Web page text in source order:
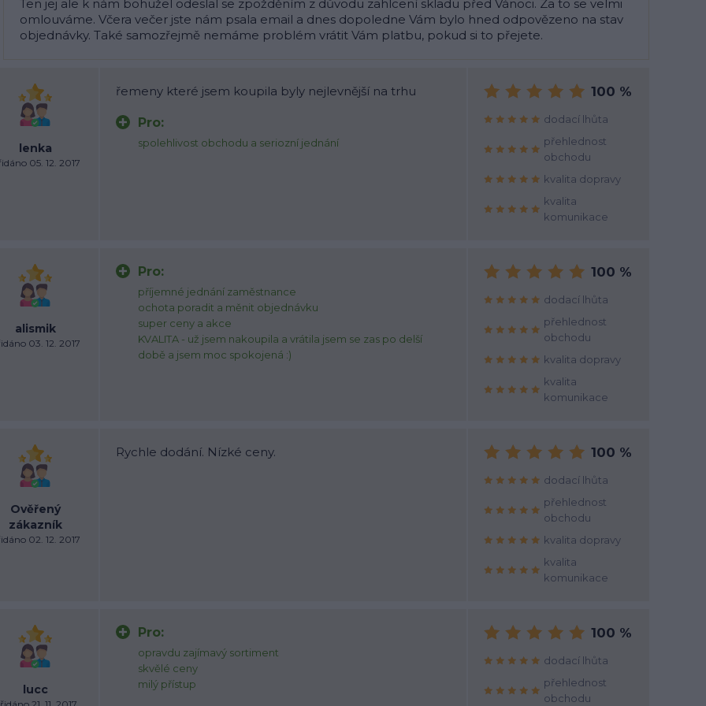
Ten jej ale k nám bohužel odeslal se zpožděním z důvodu zahlcení skladu před Vánoci. Za to se velmi
omlouváme. Včera večer jste nám psala email a dnes dopoledne Vám bylo hned odpovězeno na stav
objednávky. Také samozřejmě nemáme problém vrátit Vám platbu, pokud si to přejete.
lenka
05. 12. 2017
řemeny které jsem koupila byly nejlevnější na trhu
Pro:
spolehlivost obchodu a seriozní jednání
100 %
dodací lhůta
přehlednost
obchodu
kvalita dopravy
kvalita
komunikace
alismik
03. 12. 2017
Pro:
příjemné jednání zaměstnance
ochota poradit a měnit objednávku
super ceny a akce
KVALITA - už jsem nakoupila a vrátila jsem se zas po delší
době a jsem moc spokojená :)
100 %
dodací lhůta
přehlednost
obchodu
kvalita dopravy
kvalita
komunikace
Ověřený
zákazník
02. 12. 2017
Rychle dodání. Nízké ceny. 100 %
dodací lhůta
přehlednost
obchodu
kvalita dopravy
kvalita
komunikace
lucc
Pro:
opravdu zajímavý sortiment
skvělé ceny
milý přístup
100 %
dodací lhůta
přehlednost
obchodu